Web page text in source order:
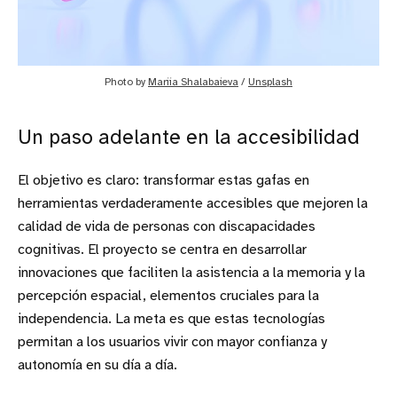
Photo by Mariia Shalabaieva / Unsplash
Un paso adelante en la accesibilidad
El objetivo es claro: transformar estas gafas en
herramientas verdaderamente accesibles que mejoren la
calidad de vida de personas con discapacidades
cognitivas. El proyecto se centra en desarrollar
innovaciones que faciliten la asistencia a la memoria y la
percepción espacial, elementos cruciales para la
independencia. La meta es que estas tecnologías
permitan a los usuarios vivir con mayor confianza y
autonomía en su día a día.